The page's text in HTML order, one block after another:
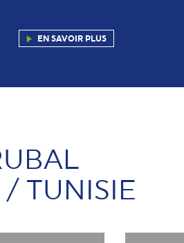
EN SAVOIR PLUS
TUNISIE